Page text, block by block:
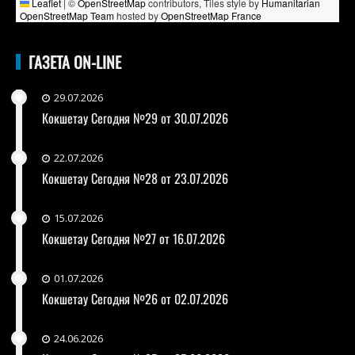
OpenStreetMap Teamhosted byOpenStreetMap France
ГАЗЕТА ON-LINE
29.07.2026
Кокшетау Сегодня №29 от 30.07.2026
22.07.2026
Кокшетау Сегодня №28 от 23.07.2026
15.07.2026
Кокшетау Сегодня №27 от 16.07.2026
01.07.2026
Кокшетау Сегодня №26 от 02.07.2026
24.06.2026